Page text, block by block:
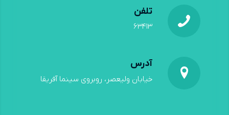
تلفن
۶۳۴۱۳
آدرس
خیابان ولیعصر، روبروی سینما آفریقا